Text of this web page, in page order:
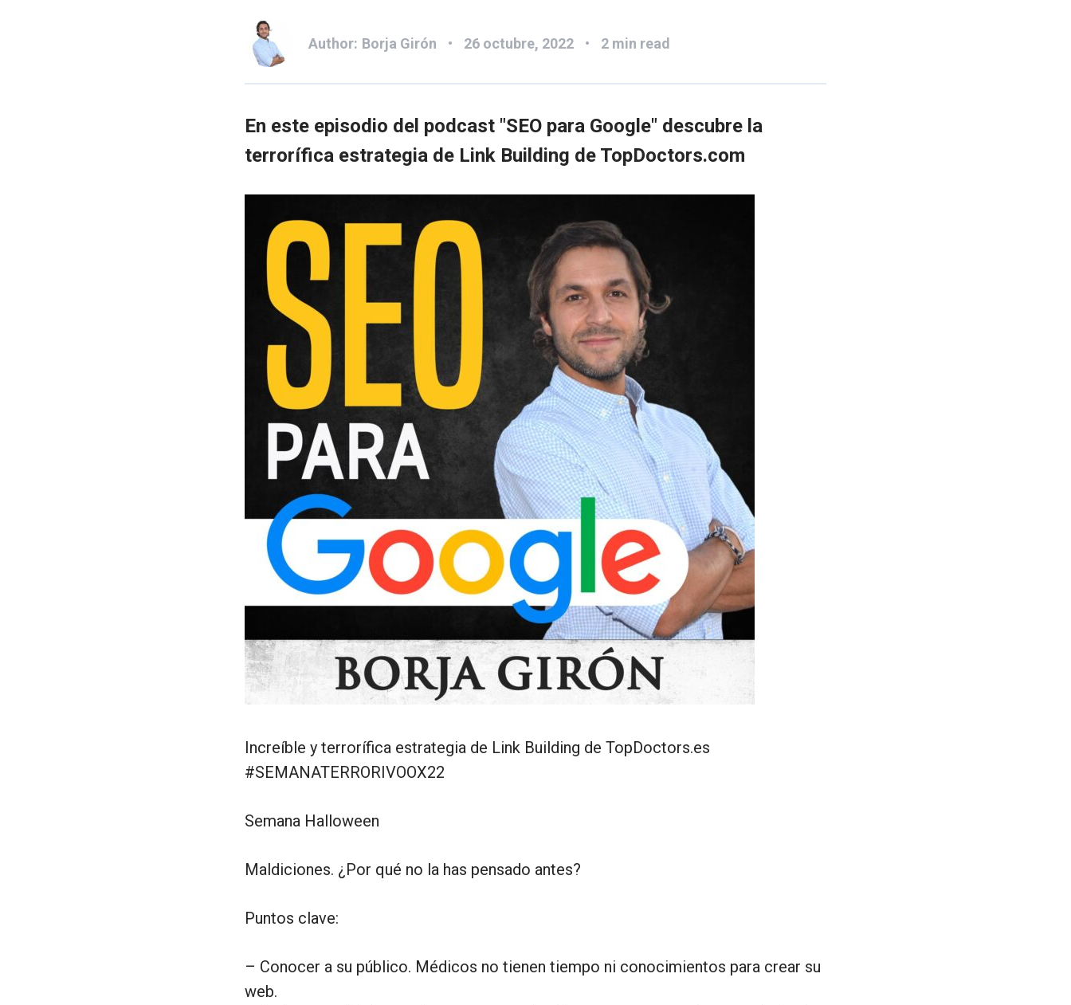
Author: Borja Girón 26 octubre, 2022 2 min read
En este episodio del podcast "SEO para Google" descubre la
terrorífica estrategia de Link Building de TopDoctors.com
Increíble y terrorífica estrategia de Link Building de TopDoctors.es
#SEMANATERRORIVOOX22
Semana Halloween
Maldiciones. ¿Por qué no la has pensado antes?
Puntos clave:
– Conocer a su público. Médicos no tienen tiempo ni conocimientos para crear su
web.